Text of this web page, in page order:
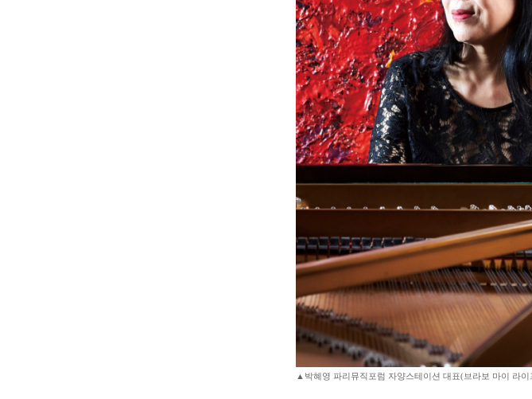
▲박혜영 파리뮤직포럼 자양스테이션 대표(브라보 마이 라이